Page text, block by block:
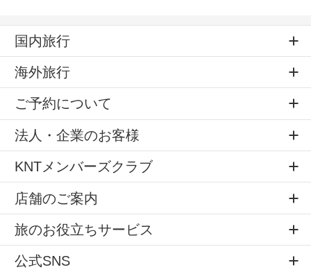
国内旅行
海外旅行
ご予約について
法人・企業のお客様
KNTメンバーズクラブ
店舗のご案内
旅のお役立ちサービス
公式SNS